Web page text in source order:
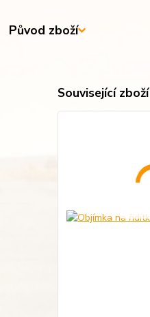
Původ zboží
Související zboží